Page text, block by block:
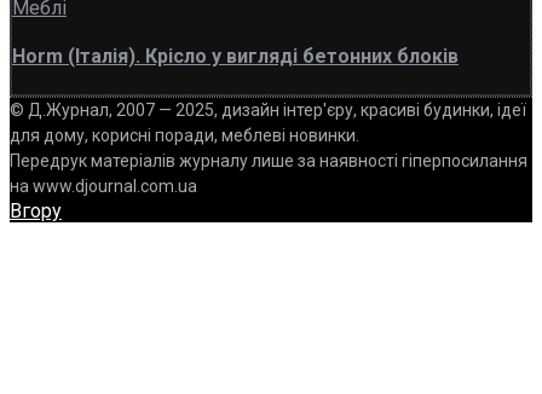
Меблі
Horm (Італія). Крісло у вигляді бетонних блоків
© Д.Журнал, 2007 — 2025, дизайн інтер'єру, красиві будинки, ідеї
для дому, корисні поради, меблеві новинки.
Передрук матеріалів журналу лише за наявності гіперпосилання
на www.djournal.com.ua
Вгору